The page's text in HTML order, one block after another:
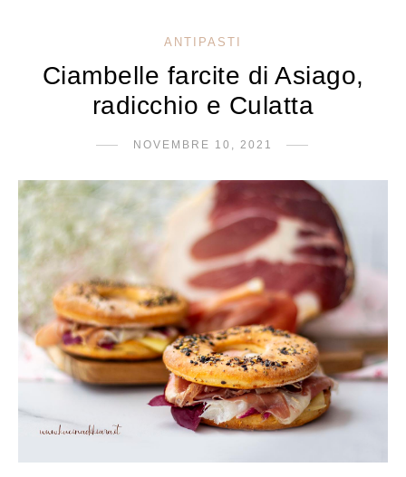
ANTIPASTI
Ciambelle farcite di Asiago,
radicchio e Culatta
NOVEMBRE 10, 2021